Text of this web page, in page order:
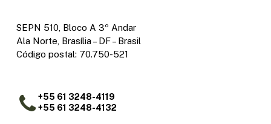
SEPN 510, Bloco A 3º Andar
Ala Norte, Brasília – DF – Brasil
Código postal: 70.750-521
+55 61 3248-4119
+55 61 3248-4132